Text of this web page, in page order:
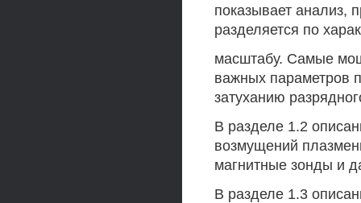
показывает анализ,
разделяется по
масштабу. Самые
важных параметров
затуханию
В разделе 1.2
возмущений
магнитные зонды и
В разделе 1.3